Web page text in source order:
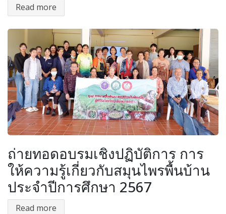
Read more
ถ่ายทอดอบรมเชิงปฏิบัติการ การ
ให้ความรู้เกี่ยวกับสมุนไพรพื้นบ้าน
ประจำปีการศึกษา 2567
Read more